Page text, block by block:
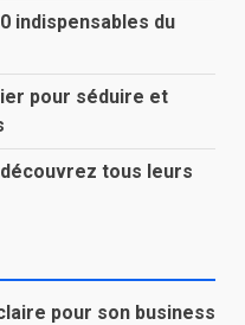
indispensables du
pour séduire et
tous leurs
pour son business